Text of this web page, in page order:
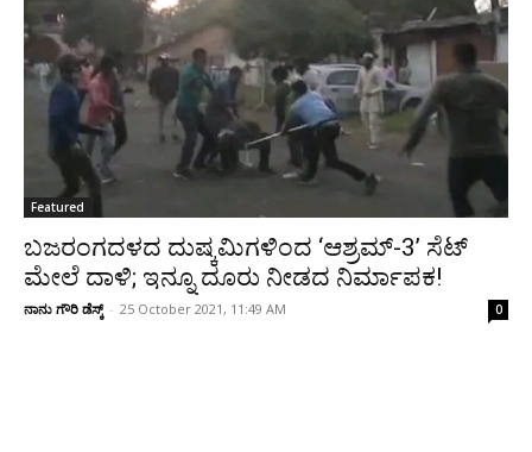
Featured
ಬಜರಂಗದಳದ ದುಷ್ಕಮಿಗಳಿಂದ ‘ಆಶ್ರಮ್‌-3’ ಸೆಟ್‌
ಮೇಲೆ ದಾಳಿ; ಇನ್ನೂ ದೂರು ನೀಡದ ನಿರ್ಮಾಪಕ!
ನಾನು ಗೌರಿ ಡೆಸ್ಕ್ - 25 October 2021, 11:49 AM 0